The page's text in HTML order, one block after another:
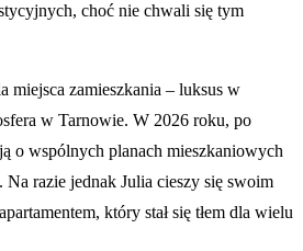
choć nie chwali się tym
miejsca zamieszkania – luksus w
w Tarnowie. W 2026 roku, po
o wspólnych planach mieszkaniowych
razie jednak Julia cieszy się swoim
który stał się tłem dla wielu